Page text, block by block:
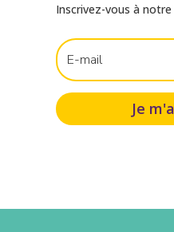
Inscrivez-vous à
Je